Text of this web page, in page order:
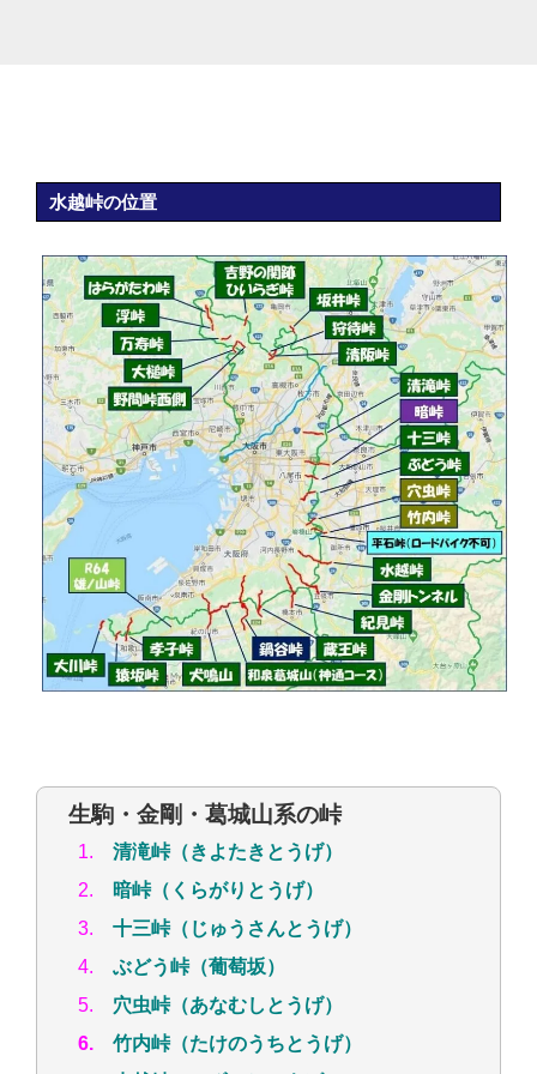
水越峠の位置
生駒・金剛・葛城山系の峠
1. 清滝峠（きよたきとうげ）
2.
暗峠（くらがりとうげ）
3. 十三峠（じゅうさんとうげ）
4. ぶどう峠（葡萄坂）
5. 穴虫峠（あなむしとうげ）
6. 竹内峠（たけのうちとうげ）